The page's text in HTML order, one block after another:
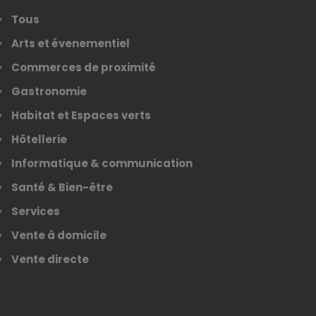
Tous
Arts et évenementiel
Commerces de proximité
Gastronomie
Habitat et Espaces verts
Hôtellerie
Informatique & communication
Santé & Bien-être
Services
Vente à domicile
Vente directe